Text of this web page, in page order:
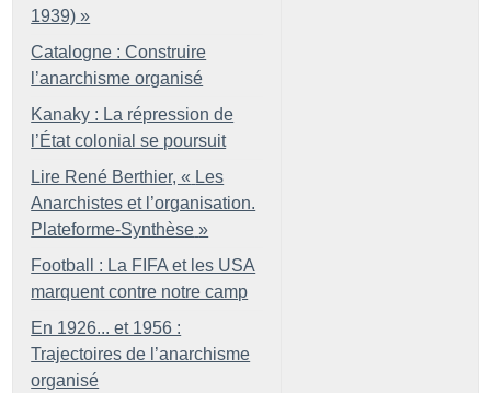
1939) »
Catalogne : Construire
l’anarchisme organisé
Kanaky : La répression de
l’État colonial se poursuit
Lire René Berthier, « Les
Anarchistes et l’organisation.
Plateforme-Synthèse »
Football : La FIFA et les USA
marquent contre notre camp
En 1926... et 1956 :
Trajectoires de l’anarchisme
organisé